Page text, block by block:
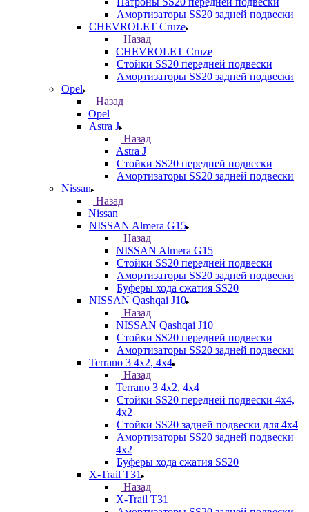
Амортизаторы SS20 задней подвески
CHEVROLET Cruze
Назад
CHEVROLET Cruze
Стойки SS20 передней подвески
Амортизаторы SS20 задней подвески
Opel
Назад
Opel
Astra J
Назад
Astra J
Стойки SS20 передней подвески
Амортизаторы SS20 задней подвески
Nissan
Назад
Nissan
NISSAN Almera G15
Назад
NISSAN Almera G15
Стойки SS20 передней подвески
Амортизаторы SS20 задней подвески
Буферы хода сжатия SS20
NISSAN Qashqai J10
Назад
NISSAN Qashqai J10
Стойки SS20 передней подвески
Амортизаторы SS20 задней подвески
Terrano 3 4х2, 4х4
Назад
Terrano 3 4х2, 4х4
Стойки SS20 передней подвески 4х4,
4x2
Стойки SS20 задней подвески для 4х4
Амортизаторы SS20 задней подвески
4х2
Буферы хода сжатия SS20
X-Trail T31
Назад
X-Trail T31